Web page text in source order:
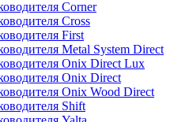
Corner
Cross
First
Metal System Direct
Onix Direct Lux
Onix Direct
Onix Wood Direct
Shift